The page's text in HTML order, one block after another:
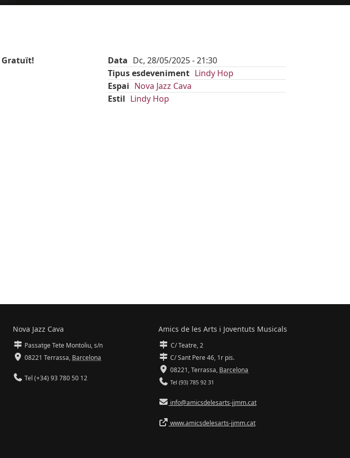
Gratuït!
Data Dc, 28/05/2025 - 21:30
Tipus esdeveniment Lindy Hop
Espai Nova Jazz Cava
Estil Lindy Hop
Nova Jazz Cava
Passatge Tete Montoliu, s/n
08221 Terrassa, Barcelona
Tel (+34) 93 780 50 12
Amics de les Arts i Joventuts Musicals
C/ Teatre, 2
C/ Sant Pere 46, 1r pis.
08221,Terrassa, Barcelona
Tel (93) 785 92 31
info@amicsdelesarts-jjmm.cat
www.amicsdelesarts-jjmm.cat